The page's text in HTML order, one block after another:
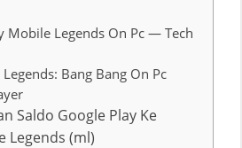
Mobile Legends On Pc — Tech
Bang Bang On Pc
Saldo Google Play Ke
Legends (ml)